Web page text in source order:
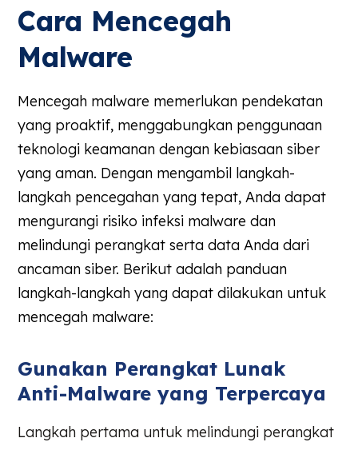
Cara Mencegah
Malware
Mencegah malware memerlukan pendekatan
yang proaktif, menggabungkan penggunaan
teknologi keamanan dengan kebiasaan siber
yang aman. Dengan mengambil langkah-
langkah pencegahan yang tepat, Anda dapat
mengurangi risiko infeksi malware dan
melindungi perangkat serta data Anda dari
ancaman siber. Berikut adalah panduan
langkah-langkah yang dapat dilakukan untuk
mencegah malware:
Gunakan Perangkat Lunak
Anti-Malware yang Terpercaya
Langkah pertama untuk melindungi perangkat